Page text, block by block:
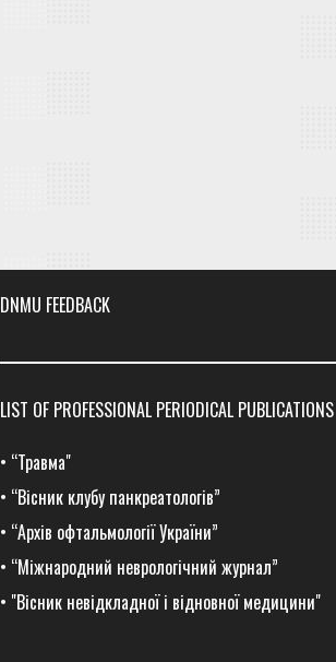
DNMU FEEDBACK
LIST OF PROFESSIONAL PERIODICAL PUBLICATIONS
• “Травма"
• “Вісник клубу панкреатологів”
• “Архів офтальмології України”
• “Міжнародний неврологічний журнал”
• "Вісник невідкладної і відновної медицини"